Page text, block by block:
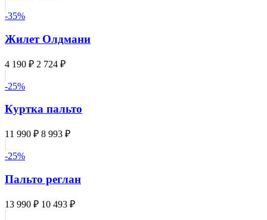
-35%
Жилет Олдмани
4 190 ₽ 2 724 ₽
-25%
Куртка пальто
11 990 ₽ 8 993 ₽
-25%
Пальто реглан
13 990 ₽ 10 493 ₽